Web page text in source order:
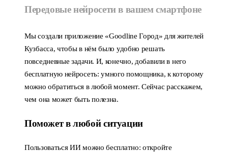
Передовые нейросети в вашем смартфоне
Мы создали приложение «Goodline Город» для жителей
Кузбасса, чтобы в нём было удобно решать
повседневные задачи. И, конечно, добавили в него
бесплатную нейросеть: умного помощника, к которому
можно обратиться в любой момент. Сейчас расскажем,
чем она может быть полезна.
Поможет в любой ситуации
Пользоваться ИИ можно бесплатно: откройте